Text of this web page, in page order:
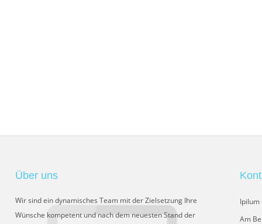
Über uns
Wir sind ein dynamisches Team mit der Zielsetzung Ihre
Wünsche kompetent und nach dem neuesten Stand der
Ipilum
Am